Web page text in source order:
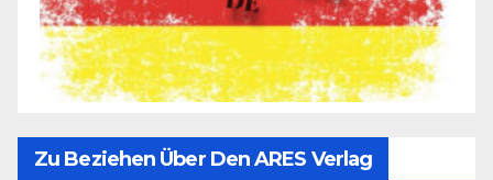
Zu Beziehen Über Den ARES Verlag